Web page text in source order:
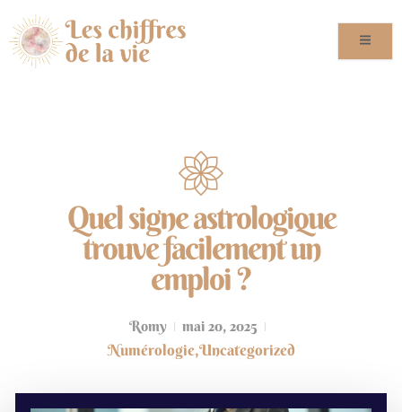
Quel signe astrologique
trouve facilement un
emploi ?
Romy mai 20, 2025
Numérologie,Uncategorized